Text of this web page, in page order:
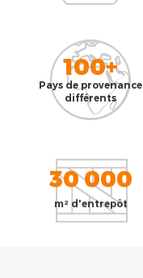
100+
Pays de provenance
différents
30 000
m² d'entrepôt